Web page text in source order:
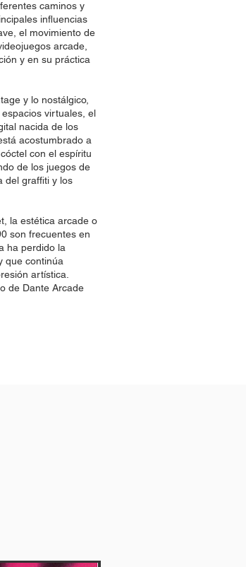
caminos y
influencias
el movimiento de
arcade,
y en su práctica
y lo nostálgico,
virtuales, el
nacida de los
acostumbrado a
con el espíritu
de los juegos de
del graffiti y los
la estética arcade o
son frecuentes en
ha perdido la
que continúa
artística.
de Dante Arcade